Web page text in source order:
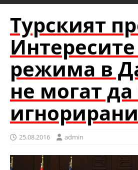
Турският
режима в
не могат
игнорирани
25.08.2016 admin